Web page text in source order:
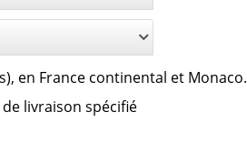
en France continental et Monaco.
livraison spécifié